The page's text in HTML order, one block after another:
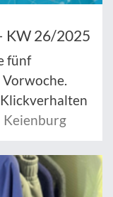
KW 26/2025
fünf